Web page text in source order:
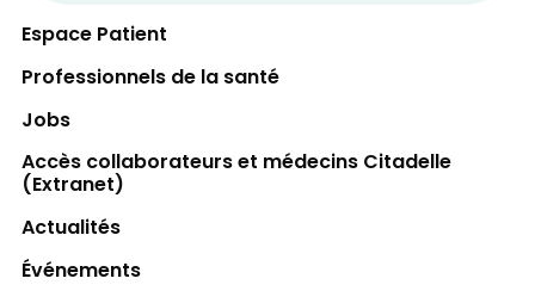
Espace Patient
Professionnels de la santé
Jobs
Accès collaborateurs et médecins Citadelle
(Extranet)
Actualités
Événements